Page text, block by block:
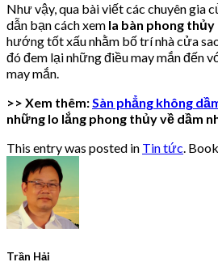
Như vậy, qua bài viết các chuyên gia
dẫn bạn cách xem la bàn phong
hướng tốt xấu nhằm bố trí nhà cửa
đó đem lại những điều may mắn đến
may mắn.
>> Xem thêm:Sàn phẳng không
những lo lắng phong thủy về dầm
This entry was posted in Tin tức.
Trần Hải